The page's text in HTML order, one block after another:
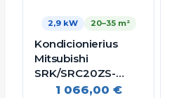
2,9 kW 20–35 m²
Kondicionierius
Mitsubishi
SRK/SRC20ZS-
WT/B 2,9/4,3kW
1 066,00 €